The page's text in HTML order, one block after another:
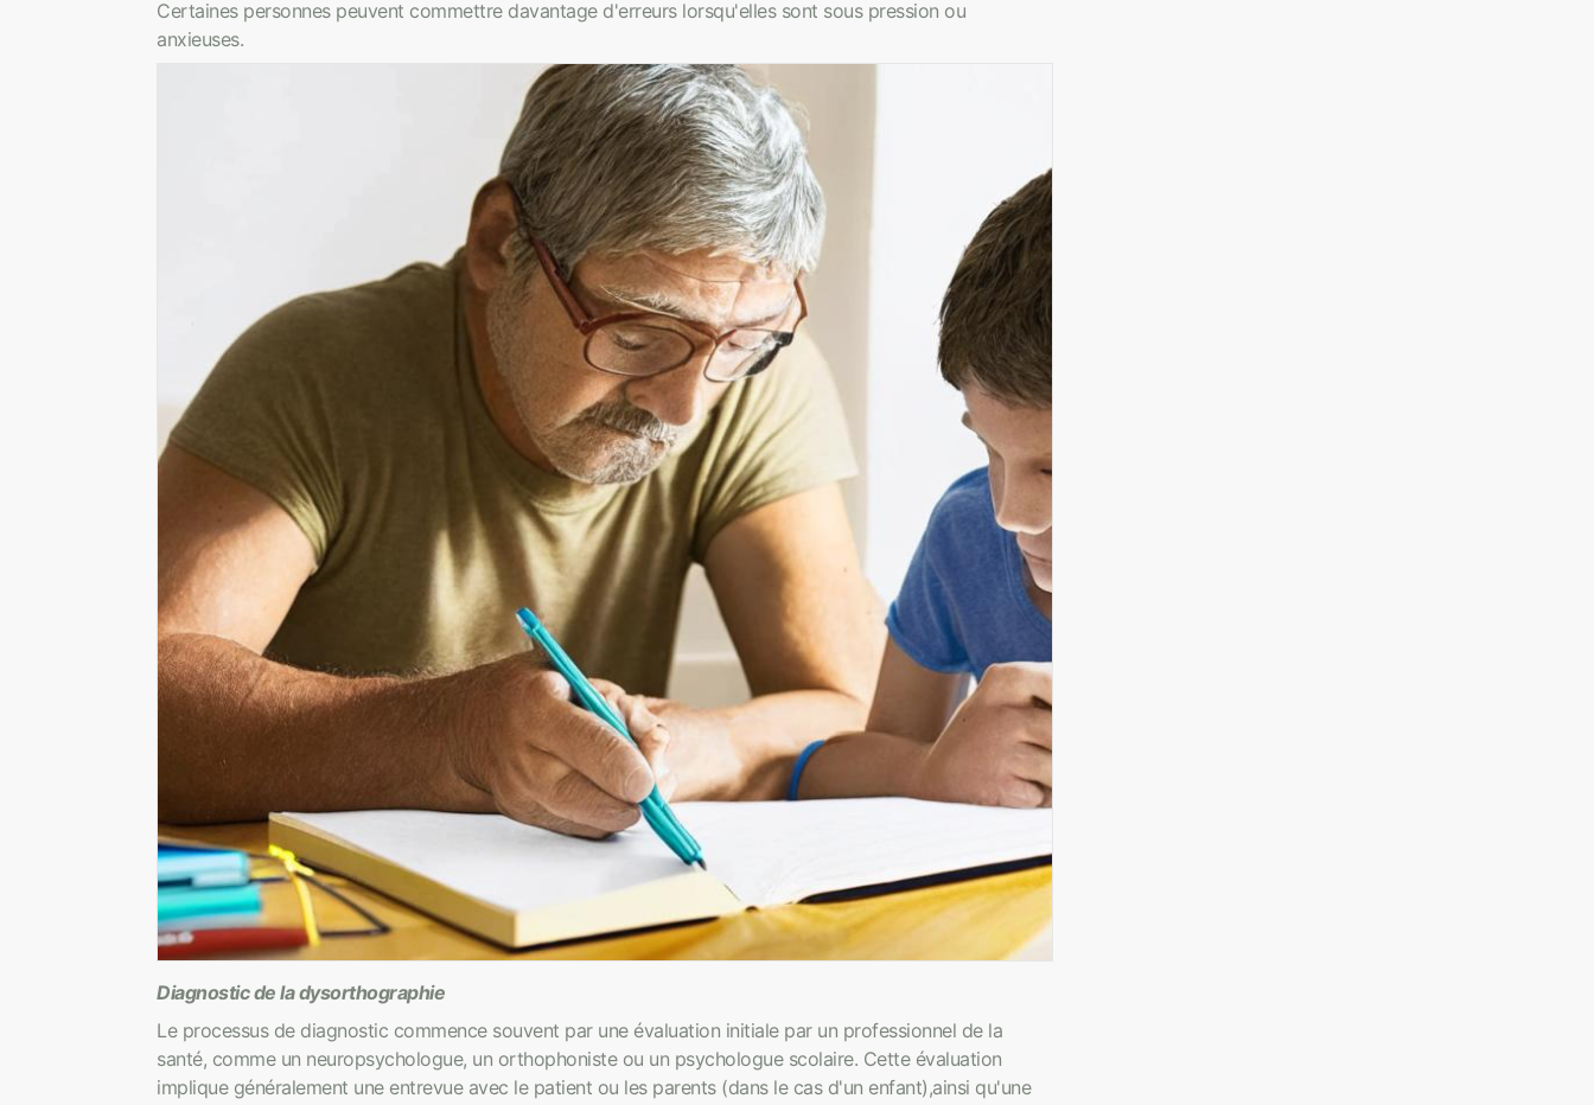
Certaines personnes peuvent commettre davantage d'erreurs lorsqu'elles sont sous pression ou
anxieuses.
Diagnostic de la dysorthographie
Le processus de diagnostic commence souvent par une évaluation initiale par un professionnel de la
santé, comme un neuropsychologue, un orthophoniste ou un psychologue scolaire. Cette évaluation
implique généralement une entrevue avec le patient ou les parents (dans le cas d'un enfant),ainsi qu'une